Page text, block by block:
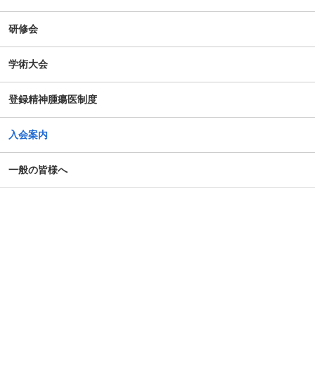
のための公開シンポジウム-開催のお知らせ
がん患者の抱えるアピアランス問題への心理社会的支援の
ための研修会（2025年度）
第14回日本がん相談研究会年次大会・プレセミナー
研修会
学術大会
登録精神腫瘍医制度
入会案内
一般の皆様へ